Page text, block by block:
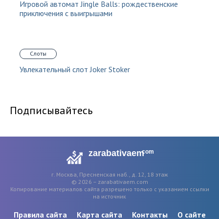
Игровой автомат Jingle Balls: рождественские
приключения с выигрышами
Слоты
Увлекательный слот Joker Stoker
Подписывайтесь
zarabativaemcom
г. Москва, Пресненская наб., д. 12, 18 этаж
© 2026 – zarabativaem.com
Копирование материалов сайта разрешено только с указанием ссылки
на источник
Правила сайта Карта сайта Контакты О сайте